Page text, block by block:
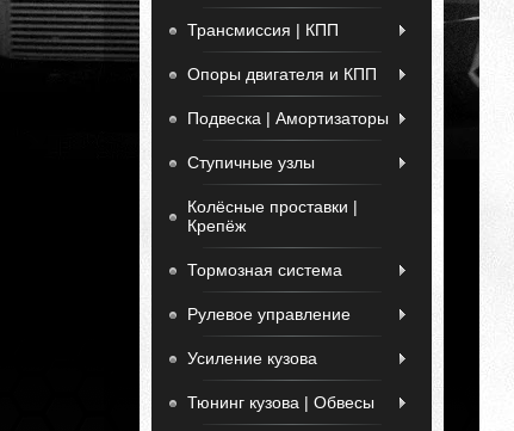
Трансмиссия | КПП
Опоры двигателя и КПП
Подвеска | Амортизаторы
Ступичные узлы
Колёсные проставки |
Крепёж
Тормозная система
Рулевое управление
Усиление кузова
Тюнинг кузова | Обвесы